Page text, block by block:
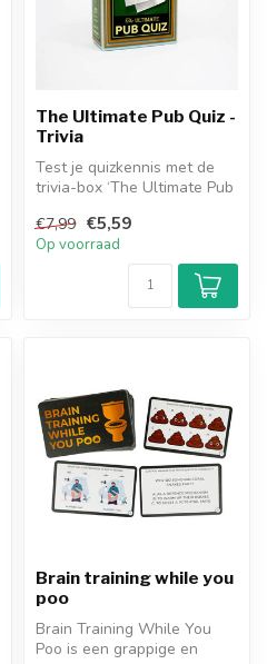
The Ultimate Pub Quiz -
Trivia
Test je quizkennis met de
trivia-box ‘The Ultimate Pub
€7,99 €5,59
Op voorraad
Brain training while you
poo
Brain Training While You
Poo is een grappige en